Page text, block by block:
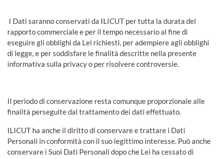
I Dati saranno conservati da ILICUT per tutta la durata del
rapporto commerciale e per il tempo necessario al fine di
eseguire gli obblighi da Lei richiesti, per adempiere agli obblighi
di legge, e per soddisfare le finalità descritte nella presente
informativa sulla privacy o per risolvere controversie.
Il periodo di conservazione resta comunque proporzionale alle
finalità perseguite dal trattamento dei dati effettuato.
ILICUT ha anche il diritto di conservare e trattare i Dati
Personali in conformità con il suo legittimo interesse. Può anche
conservare i Suoi Dati Personali dopo che Lei ha cessato di